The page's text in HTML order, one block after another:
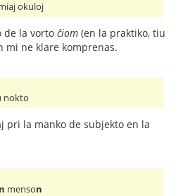
okuloj
de la vorto ĉiom (en la praktiko, tiu
mi ne klare komprenas.
nokto
pri la manko de subjekto en la
n menson